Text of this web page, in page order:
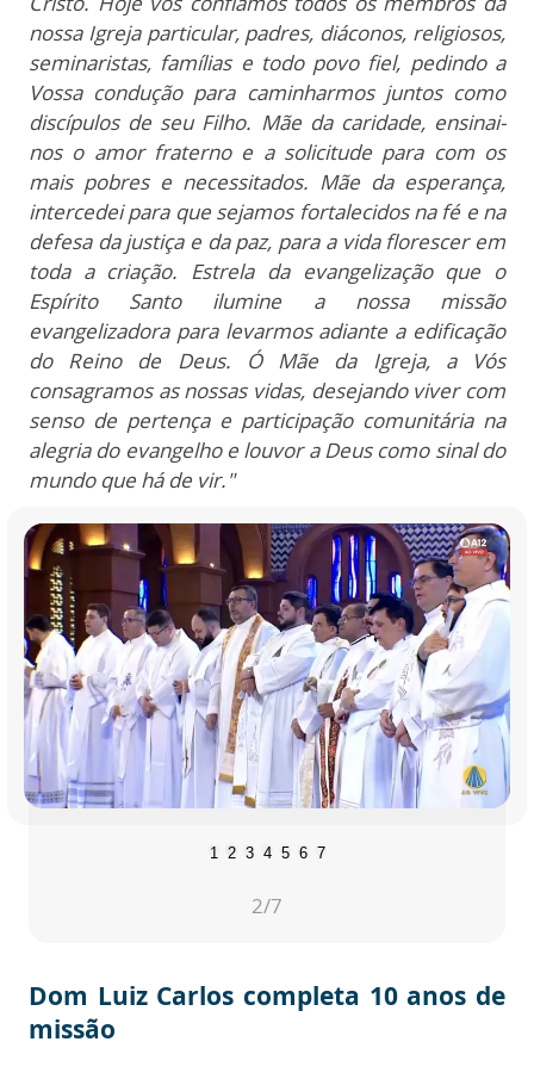
nossa Igreja particular, padres, diáconos, religiosos,
seminaristas, famílias e todo povo fiel, pedindo a
Vossa condução para caminharmos juntos como
discípulos de seu Filho. Mãe da caridade, ensinai-
nos o amor fraterno e a solicitude para com os
mais pobres e necessitados. Mãe da esperança,
intercedei para que sejamos fortalecidos na fé e na
defesa da justiça e da paz, para a vida florescer em
toda a criação. Estrela da evangelização que o
Espírito Santo ilumine a nossa missão
evangelizadora para levarmos adiante a edificação
do Reino de Deus. Ó Mãe da Igreja, a Vós
consagramos as nossas vidas, desejando viver com
senso de pertença e participação comunitária na
alegria do evangelho e louvor a Deus como sinal do
mundo que há de vir."
1 2 3 4 5 6 7
2/7
Dom Luiz Carlos completa 10 anos de
missão